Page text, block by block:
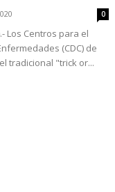
0
Los Centros para el
(CDC) de
tradicional "trick or...